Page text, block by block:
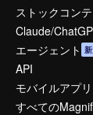
ストックコン
Claude/
エージェント
API
モバイルアプリ
すべての